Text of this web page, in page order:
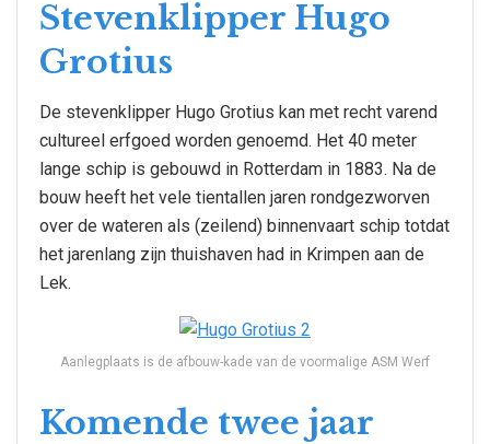
Stevenklipper Hugo
Grotius
De stevenklipper Hugo Grotius kan met recht varend
cultureel erfgoed worden genoemd. Het 40 meter
lange schip is gebouwd in Rotterdam in 1883. Na de
bouw heeft het vele tientallen jaren rondgezworven
over de wateren als (zeilend) binnenvaart schip totdat
het jarenlang zijn thuishaven had in Krimpen aan de
Lek.
Aanlegplaats is de afbouw-kade van de voormalige ASM Werf
Komende twee jaar